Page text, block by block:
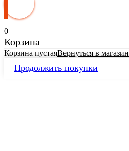
0
Корзина
Корзина пустаяВернуться в магазин
Продолжить покупки